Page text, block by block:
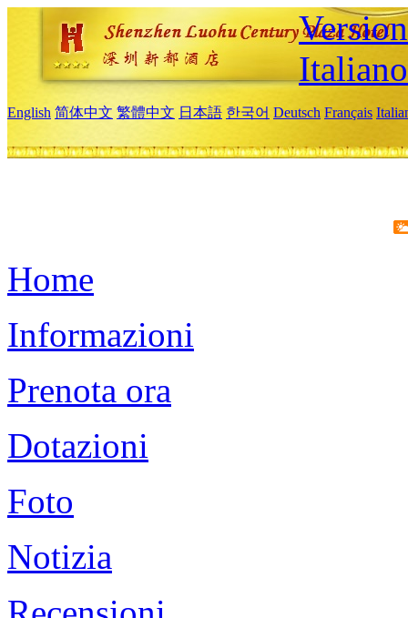
Italiano
English 简体中文 繁體中文 日本語 한국어 Deutsch Français
Home
Informazioni
Prenota ora
Dotazioni
Foto
Notizia